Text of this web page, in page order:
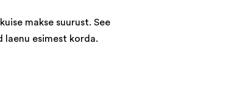
makse suurust. See
esimest korda.